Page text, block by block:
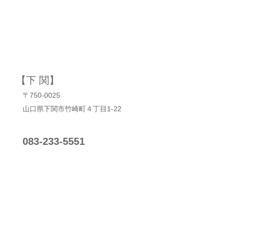
【下 関】
〒750-0025
山口県下関市竹崎町４丁目1‐22
083-233-5551